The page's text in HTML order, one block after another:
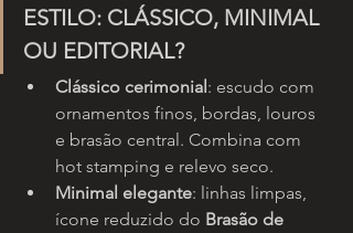
ESTILO: CLÁSSICO, MINIMAL
OU EDITORIAL?
Clássico cerimonial: escudo com
ornamentos finos, bordas, louros
e brasão central. Combina com
hot stamping e relevo seco.
Minimal elegante: linhas limpas,
ícone reduzido do Brasão de